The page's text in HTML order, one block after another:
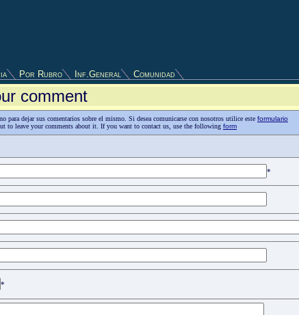
Por Rubro Inf.General Comunidad
comment
dejar sus comentarios sobre el mismo. Si desea comunicarse con nosotros utilice este formulario
to leave your comments about it. If you want to contact us, use the following form
*
*